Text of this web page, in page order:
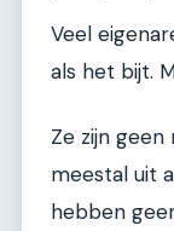
Veel
als het bijt.
Ze zijn geen
meestal uit
hebben